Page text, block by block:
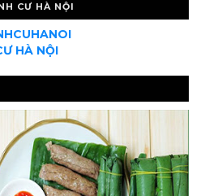
CƯ HÀ NỘI
HÀ NỘI